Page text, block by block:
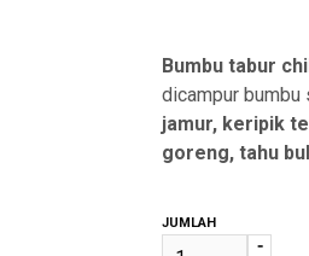
Bumbu tabur
dicampur bumbu
jamur, keripik
goreng, tahu
JUMLAH
-